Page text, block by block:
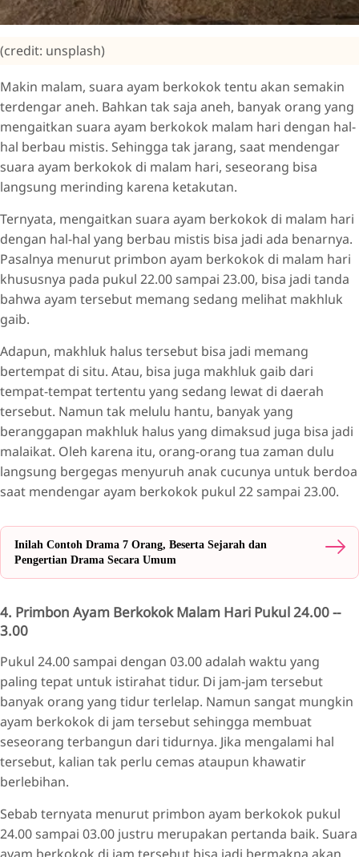
(credit: unsplash)
Makin malam, suara ayam berkokok tentu akan semakin
terdengar aneh. Bahkan tak saja aneh, banyak orang yang
mengaitkan suara ayam berkokok malam hari dengan hal-
hal berbau mistis. Sehingga tak jarang, saat mendengar
suara ayam berkokok di malam hari, seseorang bisa
langsung merinding karena ketakutan.
Ternyata, mengaitkan suara ayam berkokok di malam hari
dengan hal-hal yang berbau mistis bisa jadi ada benarnya.
Pasalnya menurut primbon ayam berkokok di malam hari
khususnya pada pukul 22.00 sampai 23.00, bisa jadi tanda
bahwa ayam tersebut memang sedang melihat makhluk
gaib.
Adapun, makhluk halus tersebut bisa jadi memang
bertempat di situ. Atau, bisa juga makhluk gaib dari
tempat-tempat tertentu yang sedang lewat di daerah
tersebut. Namun tak melulu hantu, banyak yang
beranggapan makhluk halus yang dimaksud juga bisa jadi
malaikat. Oleh karena itu, orang-orang tua zaman dulu
langsung bergegas menyuruh anak cucunya untuk berdoa
saat mendengar ayam berkokok pukul 22 sampai 23.00.
Inilah Contoh Drama 7 Orang, Beserta Sejarah dan
Pengertian Drama Secara Umum
4. Primbon Ayam Berkokok Malam Hari Pukul 24.00 --
3.00
Pukul 24.00 sampai dengan 03.00 adalah waktu yang
paling tepat untuk istirahat tidur. Di jam-jam tersebut
banyak orang yang tidur terlelap. Namun sangat mungkin
ayam berkokok di jam tersebut sehingga membuat
seseorang terbangun dari tidurnya. Jika mengalami hal
tersebut, kalian tak perlu cemas ataupun khawatir
berlebihan.
Sebab ternyata menurut primbon ayam berkokok pukul
24.00 sampai 03.00 justru merupakan pertanda baik. Suara